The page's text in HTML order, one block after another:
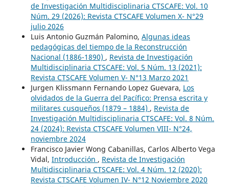
de Investigación Multidisciplinaria CTSCAFE: Vol. 10
Núm. 29 (2026): Revista CTSCAFE Volumen X- N°29
julio 2026
Luis Antonio Guzmán Palomino, Algunas ideas
pedagógicas del tiempo de la Reconstrucción
Nacional (1886-1890) , Revista de Investigación
Multidisciplinaria CTSCAFE: Vol. 5 Núm. 13 (2021):
Revista CTSCAFE Volumen V- N°13 Marzo 2021
Jurgen Klissmann Fernando Lopez Guevara, Los
olvidados de la Guerra del Pacífico: Prensa escrita y
militares cusqueños (1879 – 1884) , Revista de
Investigación Multidisciplinaria CTSCAFE: Vol. 8 Núm.
24 (2024): Revista CTSCAFE Volumen VIII- N°24,
noviembre 2024
Francisco Javier Wong Cabanillas, Carlos Alberto Vega
Vidal, Introducción , Revista de Investigación
Multidisciplinaria CTSCAFE: Vol. 4 Núm. 12 (2020):
Revista CTSCAFE Volumen IV- N°12 Noviembre 2020